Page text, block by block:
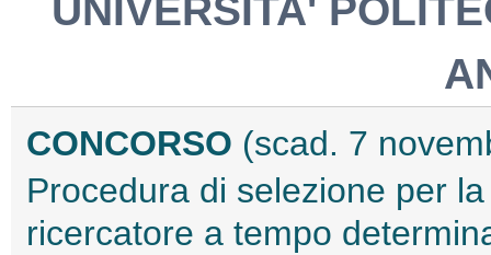
UNIVERSITA'
CONCORSO (scad. 7
Procedura di selezione per
ricercatore a tempo